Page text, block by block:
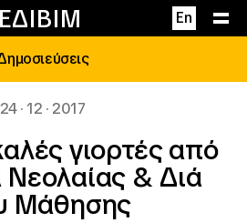
En
24 · 12 · 2017
γιορτές από
Νεολαίας & Διά
Μάθησης